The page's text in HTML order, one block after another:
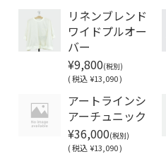
リネンブレンド
ワイドプルオー
バー
¥9,800(税別)
(税込¥13,090 )
アートラインシ
アーチュニック
¥36,000(税別)
(税込¥13,090 )